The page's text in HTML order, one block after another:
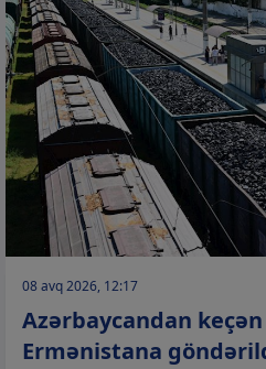
08 avq 2026, 12:17
Azərbaycandan
Ermənistana